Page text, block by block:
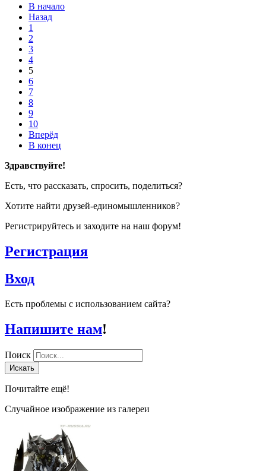
В начало
Назад
1
2
3
4
5
6
7
8
9
10
Вперёд
В конец
Здравствуйте!
Есть, что рассказать, спросить, поделиться?
Хотите найти друзей-единомышленников?
Регистрируйтесь и заходите на наш форум!
Регистрация
Вход
Есть проблемы с использованием сайта?
Напишите нам!
Поиск
Искать
Почитайте ещё!
Случайное изображение из галереи